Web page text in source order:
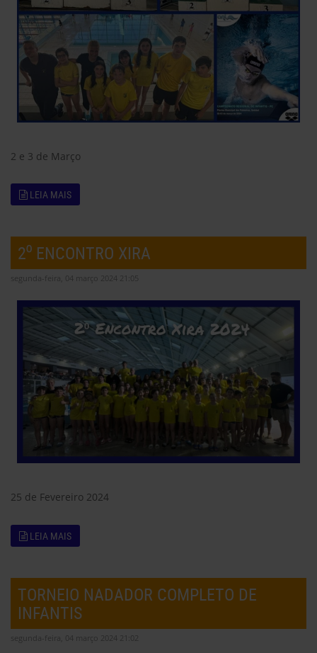
2 e 3 de Março
LEIA MAIS
2⁰ ENCONTRO XIRA
segunda-feira, 04 março 2024 21:05
25 de Fevereiro 2024
LEIA MAIS
TORNEIO NADADOR COMPLETO DE
INFANTIS
segunda-feira, 04 março 2024 21:02